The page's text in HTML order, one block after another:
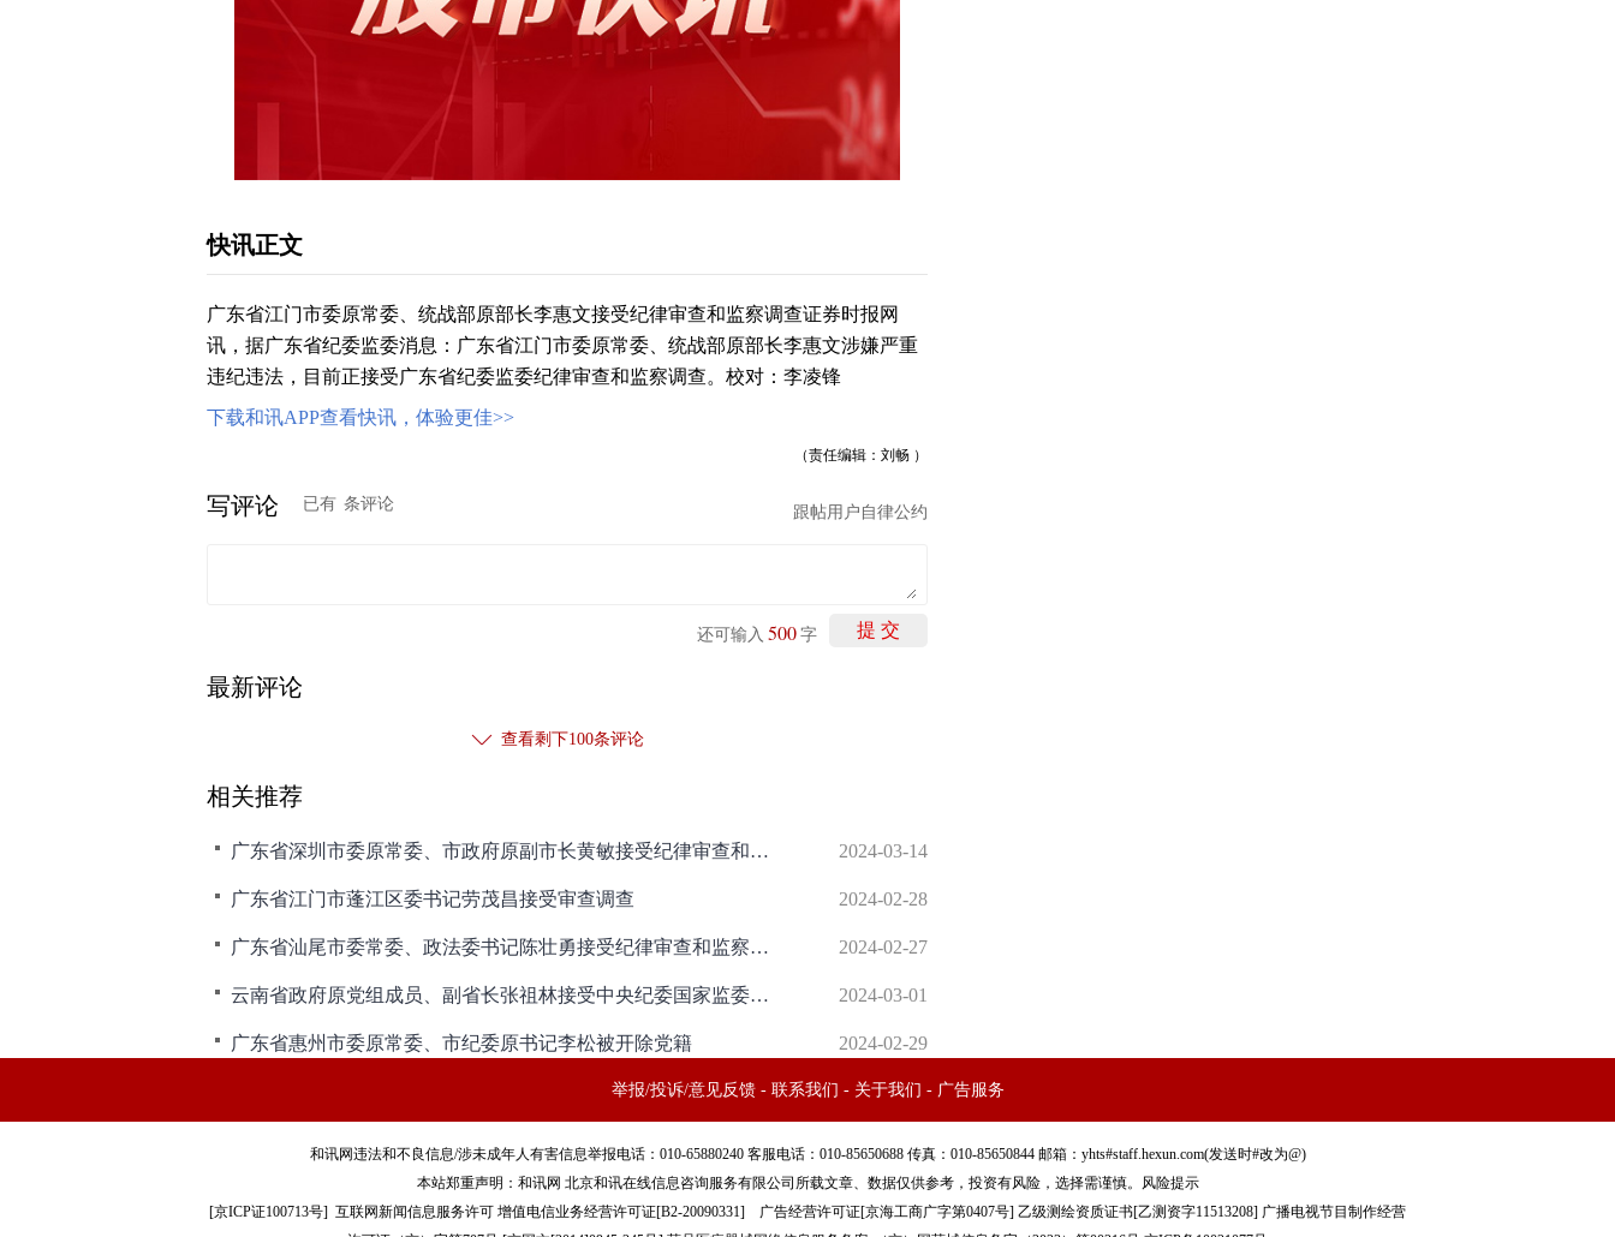
快讯正文
广东省江门市委原常委、统战部原部长李惠文接受纪律审查和监察调查证券时报网
讯，据广东省纪委监委消息：广东省江门市委原常委、统战部原部长李惠文涉嫌严重
违纪违法，目前正接受广东省纪委监委纪律审查和监察调查。校对：李凌锋
下载和讯APP查看快讯，体验更佳>>
（责任编辑：刘畅 ）
写评论 已有 条评论 跟帖用户自律公约
提 交
还可输入 500 字
最新评论
查看剩下100条评论
相关推荐
广东省深圳市委原常委、市政府原副市长黄敏接受纪律审查和监察调查 2024-03-14
广东省江门市蓬江区委书记劳茂昌接受审查调查 2024-02-28
广东省汕尾市委常委、政法委书记陈壮勇接受纪律审查和监察调查 2024-02-27
云南省政府原党组成员、副省长张祖林接受中央纪委国家监委审查调查 2024-03-01
广东省惠州市委原常委、市纪委原书记李松被开除党籍 2024-02-29
举报/投诉/意见反馈- 联系我们 - 关于我们 - 广告服务
和讯网违法和不良信息/涉未成年人有害信息举报电话：010-65880240 客服电话：010-85650688 传真：010-85650844 邮箱：yhts#staff.hexun.com(发送时#改为@)
本站郑重声明：和讯网 北京和讯在线信息咨询服务有限公司所载文章、数据仅供参考，投资有风险，选择需谨慎。
风险提示
[京ICP证100713号] 互联网新闻信息服务许可 增值电信业务经营许可证[B2-20090331] 广告经营许可证[京海工商广字第0407号] 乙级测绘资质证书[乙测资字11513208] 广播电视节目制作经营